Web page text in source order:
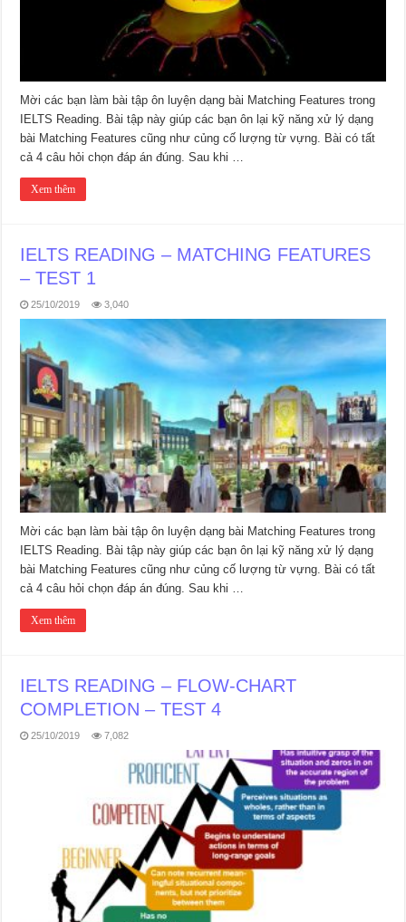
Mời các bạn làm bài tập ôn luyện dạng bài Matching Features trong
IELTS Reading. Bài tập này giúp các bạn ôn lại kỹ năng xử lý dạng
bài Matching Features cũng như củng cố lượng từ vựng. Bài có tất
cả 4 câu hỏi chọn đáp án đúng. Sau khi …
Xem thêm
IELTS READING – MATCHING FEATURES
– TEST 1
25/10/2019 3,040
Mời các bạn làm bài tập ôn luyện dạng bài Matching Features trong
IELTS Reading. Bài tập này giúp các bạn ôn lại kỹ năng xử lý dạng
bài Matching Features cũng như củng cố lượng từ vựng. Bài có tất
cả 4 câu hỏi chọn đáp án đúng. Sau khi …
Xem thêm
IELTS READING – FLOW-CHART
COMPLETION – TEST 4
25/10/2019 7,082